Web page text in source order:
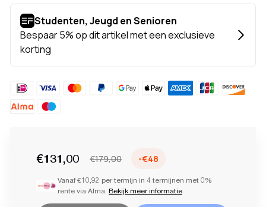
€131,00 €179,00 -€48
Vanaf €10,92 per termijn in 4 termijnen met 0%
rente via Alma. Bekijk meer informatie